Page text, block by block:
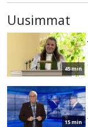
Uusimmat
45 min
15 min